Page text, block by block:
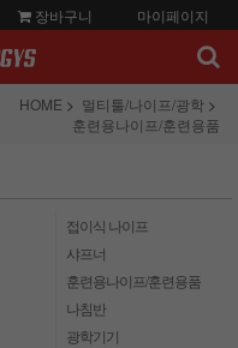
장바구니 마이페이지
HOME
멀티툴/나이프/광학
훈련용나이프/훈련용품
접이식 나이프
샤프너
훈련용나이프/훈련용품
나침반
광학기기